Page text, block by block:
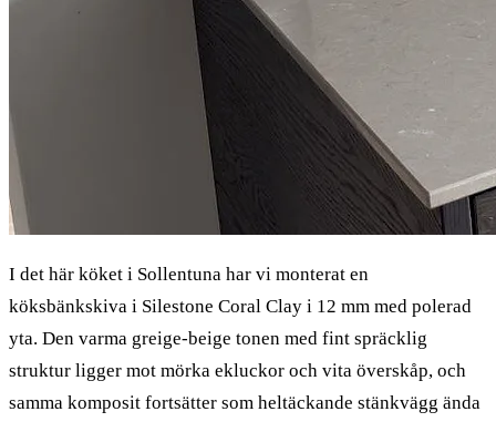
I det här köket i Sollentuna har vi monterat en
köksbänkskiva i Silestone Coral Clay i 12 mm med polerad
yta. Den varma greige-beige tonen med fint spräcklig
struktur ligger mot mörka ekluckor och vita överskåp, och
samma komposit fortsätter som heltäckande stänkvägg ända